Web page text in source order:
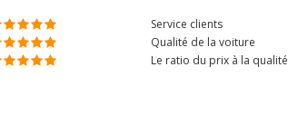
Service clients
Qualité de la voiture
Le ratio du prix à la qualité